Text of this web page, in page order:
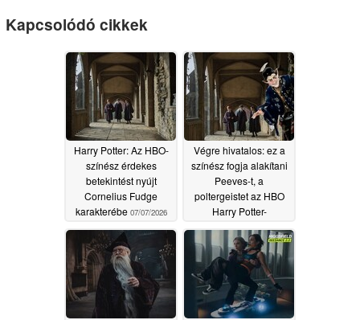
Kapcsolódó cikkek
Harry Potter: Az HBO-
színész érdekes
betekintést nyújt
Cornelius Fudge
karakterébe 07/07/2026
Végre hivatalos: ez a
színész fogja alakítani
Peeves-t, a
poltergeistet az HBO
Harry Potter-
sorozatában06/18/2026